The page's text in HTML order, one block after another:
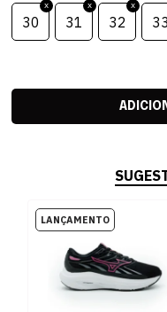
30 31 32 33